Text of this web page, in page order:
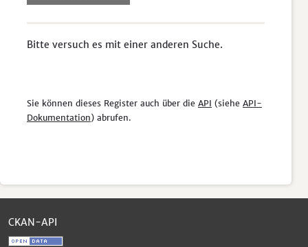
Bitte versuch es mit einer anderen Suche.
Sie können dieses Register auch über die API (siehe API-
Dokumentation) abrufen.
CKAN-API